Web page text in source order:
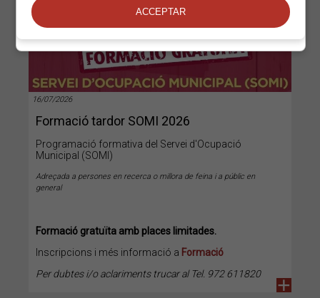
16/07/2026
Formació tardor SOMI 2026
Programació formativa del Servei d'Ocupació
Municipal (SOMI)
Adreçada a persones en recerca o millora de feina i a públic en
general
Formació gratuïta amb places limitades.
Inscripcions i més informació a Formació
Per dubtes i/o aclariments trucar al Tel. 972 611820
+